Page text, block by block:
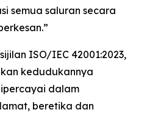
semua saluran secara
ISO/IEC 42001:2023,
kedudukannya
dalam
beretika dan